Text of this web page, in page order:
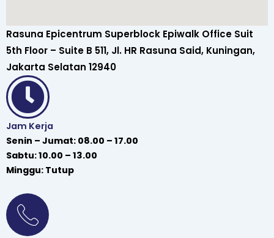
Rasuna Epicentrum Superblock Epiwalk Office Suit
5th Floor – Suite B 511, Jl. HR Rasuna Said, Kuningan,
Jakarta Selatan 12940
Jam Kerja
Senin – Jumat: 08.00 – 17.00
Sabtu: 10.00 – 13.00
Minggu: Tutup